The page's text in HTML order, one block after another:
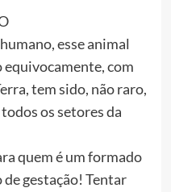
esse animal
equivocamente, com
tem sido, não raro,
os setores da
quem é um formado
gestação! Tentar